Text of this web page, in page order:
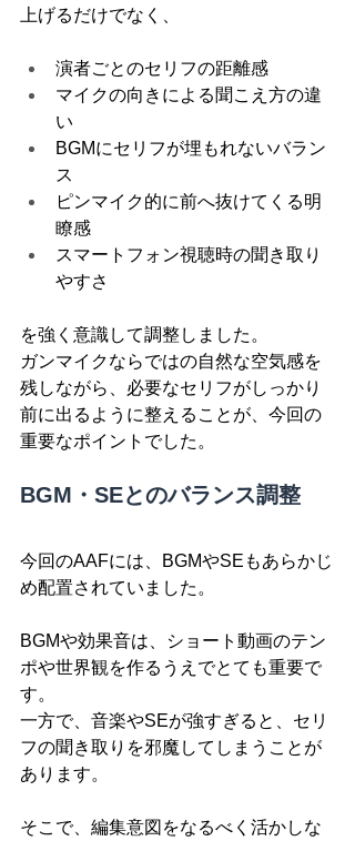
上げるだけでなく、
演者ごとのセリフの距離感
マイクの向きによる聞こえ方の違
い
BGMにセリフが埋もれないバラン
ス
ピンマイク的に前へ抜けてくる明
瞭感
スマートフォン視聴時の聞き取り
やすさ
を強く意識して調整しました。
ガンマイクならではの自然な空気感を
残しながら、必要なセリフがしっかり
前に出るように整えることが、今回の
重要なポイントでした。
BGM・SEとのバランス調整
今回のAAFには、BGMやSEもあらかじ
め配置されていました。
BGMや効果音は、ショート動画のテン
ポや世界観を作るうえでとても重要で
す。
一方で、音楽やSEが強すぎると、セリ
フの聞き取りを邪魔してしまうことが
あります。
そこで、編集意図をなるべく活かしな